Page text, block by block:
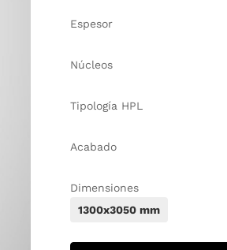
Espesor
Núcleos
Tipología HPL
Acabado
Dimensiones
1300x3050 mm